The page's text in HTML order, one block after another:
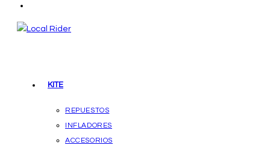
KITE
REPUESTOS
INFLADORES
ACCESORIOS